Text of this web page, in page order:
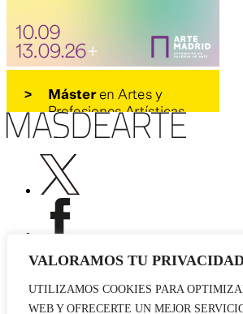
VALORAMOS TU PRIVACIDAD
UTILIZAMOS COOKIES PARA
WEB Y OFRECERTE UN MEJOR
Publicidad